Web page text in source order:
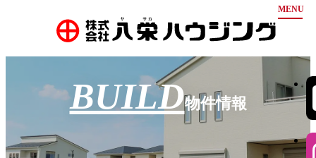
お知らせ
弊社について
安心の保証
会社案内
BUILD物件情報